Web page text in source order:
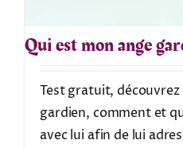
Qui est mon ange
Test gratuit,
gardien, comment et
avec lui afin de lui